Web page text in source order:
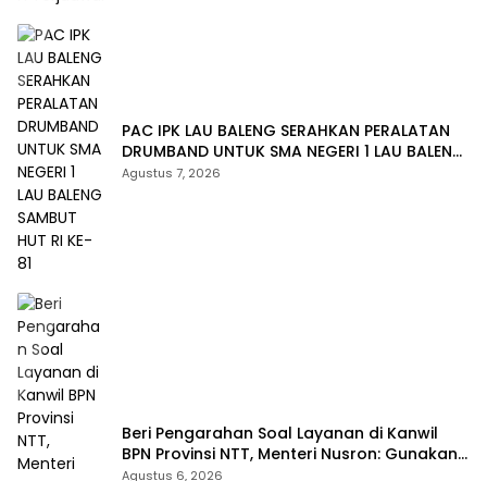
PAC IPK LAU BALENG SERAHKAN PERALATAN
DRUMBAND UNTUK SMA NEGERI 1 LAU BALENG
SAMBUT HUT RI KE-81
Agustus 7, 2026
Beri Pengarahan Soal Layanan di Kanwil
BPN Provinsi NTT, Menteri Nusron: Gunakan
Sudut Pandang Masyarakat
Agustus 6, 2026